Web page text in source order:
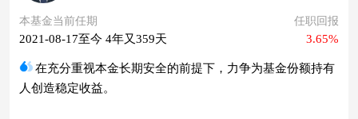
本基金当前任期
2021-08-17至今 4年又359天
任职回报
3.65%
在充分重视本金长期安全的前提下，力争为基金份额持有
人创造稳定收益。